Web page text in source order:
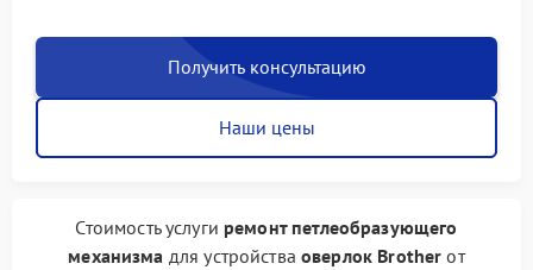
Получить консультацию
Наши цены
Стоимость услуги ремонт петлеобразующего
механизма для устройстваоверлок Brother от